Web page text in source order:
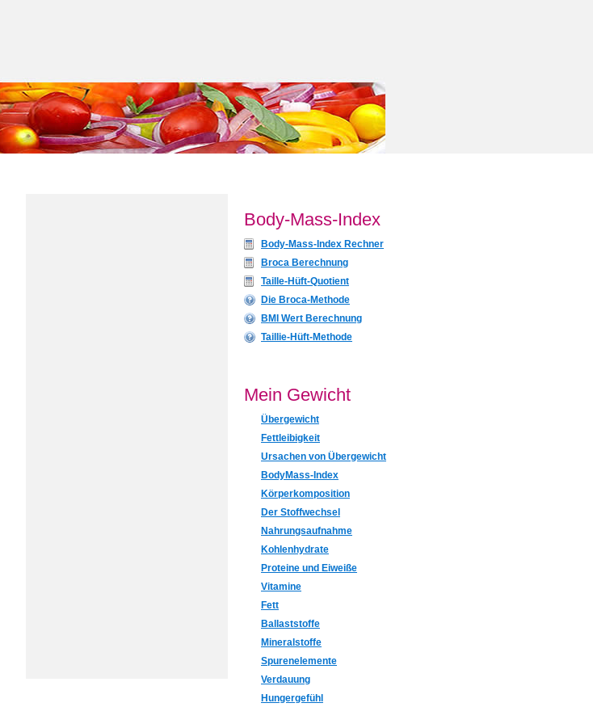
Body-Mass-Index
Body-Mass-Index Rechner
Broca Berechnung
Taille-Hüft-Quotient
Die Broca-Methode
BMI Wert Berechnung
Taillie-Hüft-Methode
Mein Gewicht
Übergewicht
Fettleibigkeit
Ursachen von Übergewicht
BodyMass-Index
Körperkomposition
Der Stoffwechsel
Nahrungsaufnahme
Kohlenhydrate
Proteine und Eiweiße
Vitamine
Fett
Ballaststoffe
Mineralstoffe
Spurenelemente
Verdauung
Hungergefühl